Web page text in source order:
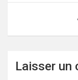
Laisser un